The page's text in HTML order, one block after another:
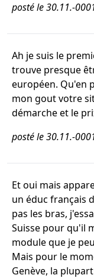
posté le 30.11.-
Ah je suis le
trouve presque
européen. Qu'en
mon gout votre
démarche et le
posté le 30.11.-
Et oui mais
un éduc français
pas les bras,
Suisse pour qu'il
module que je
Mais pour le
Genève, la